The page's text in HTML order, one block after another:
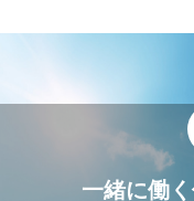
一緒に働